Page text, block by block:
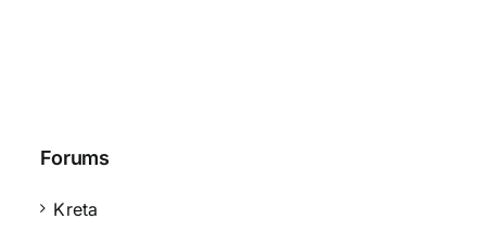
Forums
Kreta